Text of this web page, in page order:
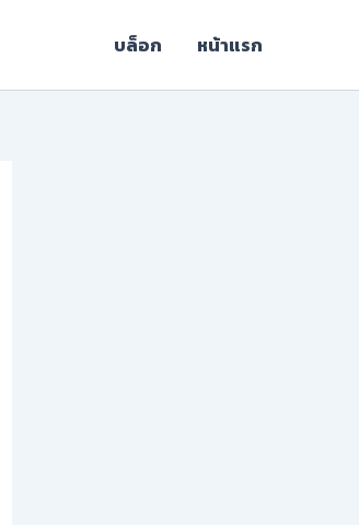
บล็อก หน้าแรก